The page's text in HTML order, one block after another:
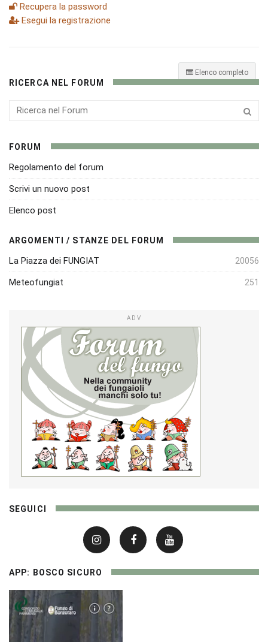
Recupera la password
Esegui la registrazione
Elenco completo
RICERCA NEL FORUM
FORUM
Regolamento del forum
Scrivi un nuovo post
Elenco post
ARGOMENTI / STANZE DEL FORUM
La Piazza dei FUNGIAT 20056
Meteofungiat 251
ADV
SEGUICI
APP: BOSCO SICURO